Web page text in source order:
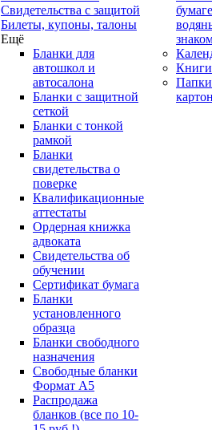
Свидетельства с защитой
Билеты, купоны, талоны
Ещё
Бланки для
автошкол и
автосалона
Бланки с защитной
сеткой
Бланки с тонкой
рамкой
Бланки
свидетельства о
поверке
Квалификационные
аттестаты
Ордерная книжка
адвоката
Свидетельства об
обучении
Сертификат бумага
Бланки
установленного
образца
Бланки свободного
назначения
Свободные бланки
Формат А5
Распродажа
бланков (все по 10-
Книги
Папки